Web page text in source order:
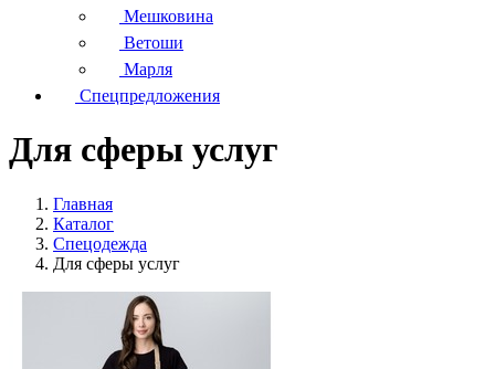
Мешковина
Ветоши
Марля
Спецпредложения
Для сферы услуг
Главная
Каталог
Спецодежда
Для сферы услуг